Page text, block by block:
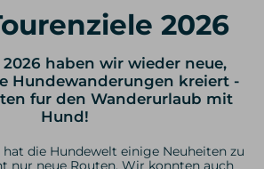
2026
2026 haben wir wieder neue,
Hundewanderungen kreiert -
fur den Wanderurlaub mit
Hund!
die Hundewelt einige Neuheiten zu
nur neue Routen. Wir konnten auch